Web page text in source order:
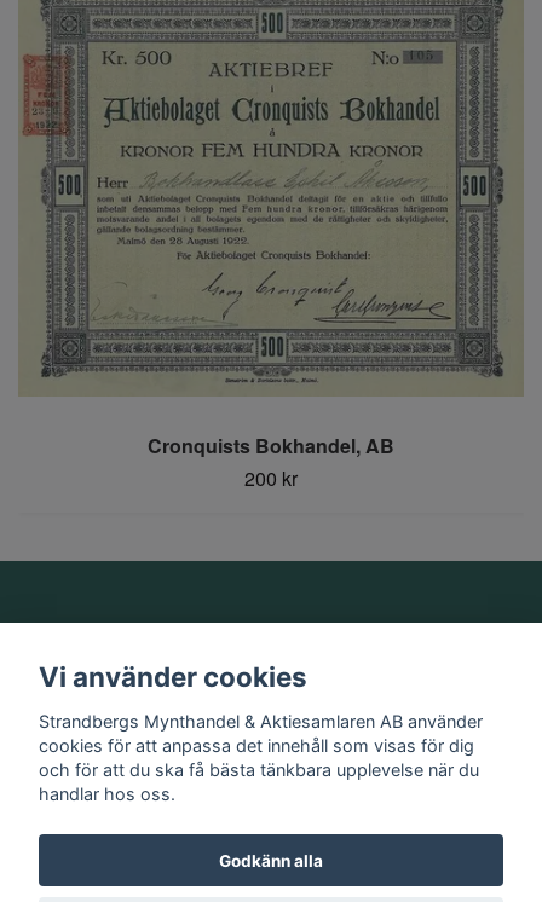
Cronquists Bokhandel, AB
200 kr
Information
Sociala medier
Vi använder cookies
Strandbergs Mynthandel & Aktiesamlaren AB använder
cookies för att anpassa det innehåll som visas för dig
och för att du ska få bästa tänkbara upplevelse när du
handlar hos oss.
Godkänn alla